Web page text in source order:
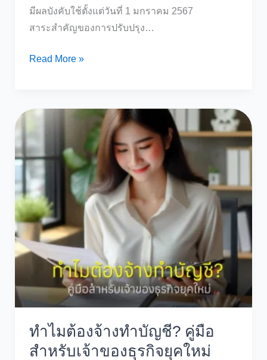
มีผลบังคับใช้ตั้งแต่วันที่ 1 มกราคม 2567
สาระสำคัญของการปรับปรุง…
การ
การ
เงิน
และ
รายการ
ย่อ
ใน
งบ
การ
ปี
2567
Read More »
ทำไมต้องจ้างทำบัญชี? คู่มือ
สำหรับเจ้าของธุรกิจยุคใหม่